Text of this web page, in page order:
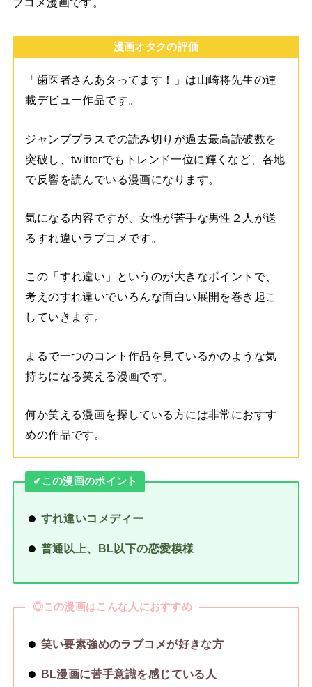
漫画オタクの評価
「歯医者さんあタってます！」は山崎将先生の連
載デビュー作品です。
ジャンププラスでの読み切りが過去最高読破数を
突破し、twitterでもトレンド一位に輝くなど、各地
で反響を読んでいる漫画になります。
気になる内容ですが、女性が苦手な男性２人が送
るすれ違いラブコメです。
この「すれ違い」というのが大きなポイントで、
考えのすれ違いでいろんな面白い展開を巻き起こ
していきます。
まるで一つのコント作品を見ているかのような気
持ちになる笑える漫画です。
何か笑える漫画を探している方には非常におすす
めの作品です。
✔︎この漫画のポイント
すれ違いコメディー
普通以上、BL以下の恋愛模様
◎この漫画はこんな人におすすめ
笑い要素強めのラブコメが好きな方
BL漫画に苦手意識を感じている人